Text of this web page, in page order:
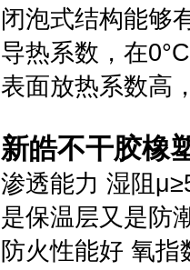
闭泡式结构能够
导热系数，在
表面放热系数高
新皓不干胶橡
渗透能力 湿阻
是保温层又是防
防火性能好 氧指